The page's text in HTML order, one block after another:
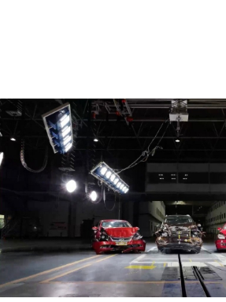
nsk.chery@expocar.ru
8 (383) 388-74-01
Новосибирск, ул. Владимировская 29а
Время работы: с 9:00-21:00